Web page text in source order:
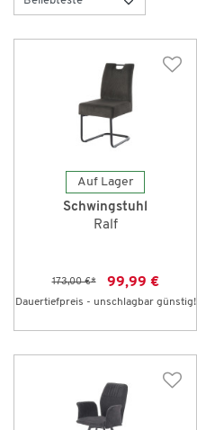
Auf Lager
Schwingstuhl
Ralf
173,00 €* 99,99 €
Dauertiefpreis - unschlagbar günstig!